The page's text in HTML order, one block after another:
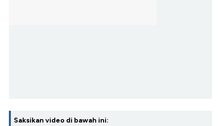
Saksikan video di bawah ini: